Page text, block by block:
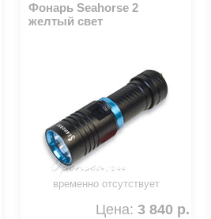
Фонарь Seahorse 2
желтый свет
временно отсутствует
Цена: 3 840 р.